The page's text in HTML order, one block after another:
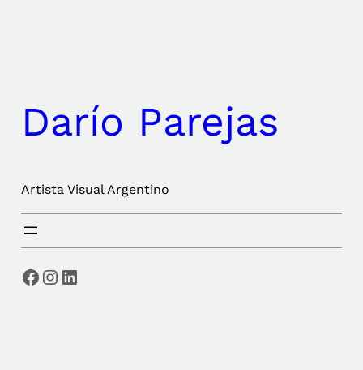
Darío Parejas
Artista Visual Argentino
Facebook Instagram LinkedIn